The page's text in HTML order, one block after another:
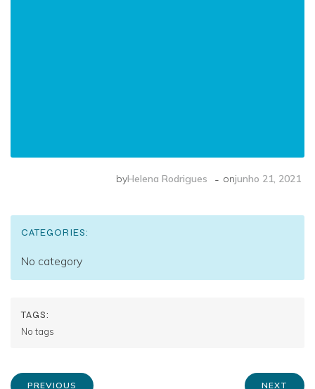
byHelena Rodrigues - onjunho 21, 2021
CATEGORIES:
No category
TAGS:
No tags
PREVIOUS NEXT